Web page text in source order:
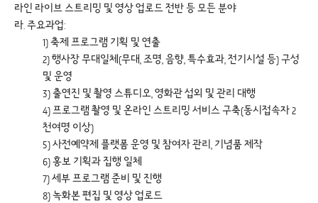
라인 라이브 스트리밍 및 영상 업로드 전반 등 모든 분야
라. 주요과업:
1) 축제 프로그램 기획 및 연출
2) 행사장 무대일체(무대, 조명, 음향, 특수효과, 전기시설 등) 구성
및 운영
3) 출연진 및 촬영 스튜디오, 영화관 섭외 및 관리 대행
4) 프로그램 촬영 및 온라인 스트리밍 서비스 구축(동시접속자 2
천여명 이상)
5) 사전예약제 플랫폼 운영 및 참여자 관리, 기념품 제작
6) 홍보 기획과 집행 일체
7) 세부 프로그램 준비 및 진행
8) 녹화본 편집 및 영상 업로드